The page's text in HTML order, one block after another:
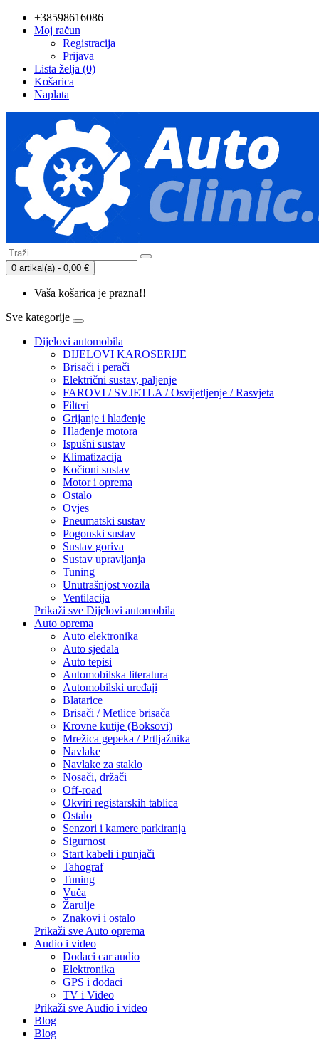
+38598616086
Moj račun
Registracija
Prijava
Lista želja (0)
Košarica
Naplata
0 artikal(a) - 0,00 €
Vaša košarica je prazna!!
Sve kategorije
Dijelovi automobila
DIJELOVI KAROSERIJE
Brisači i perači
Električni sustav, paljenje
FAROVI / SVJETLA / Osvijetljenje / Rasvjeta
Filteri
Grijanje i hlađenje
Hlađenje motora
Ispušni sustav
Klimatizacija
Kočioni sustav
Motor i oprema
Ostalo
Ovjes
Pneumatski sustav
Pogonski sustav
Sustav goriva
Sustav upravljanja
Tuning
Unutrašnjost vozila
Ventilacija
Prikaži sve Dijelovi automobila
Auto oprema
Auto elektronika
Auto sjedala
Auto tepisi
Automobilska literatura
Automobilski uređaji
Blatarice
Brisači / Metlice brisača
Krovne kutije (Boksovi)
Mrežica gepeka / Prtljažnika
Navlake
Navlake za staklo
Nosači, držači
Off-road
Okviri registarskih tablica
Ostalo
Senzori i kamere parkiranja
Sigurnost
Start kabeli i punjači
Tahograf
Tuning
Vuča
Žarulje
Znakovi i ostalo
Prikaži sve Auto oprema
Audio i video
Dodaci car audio
Elektronika
GPS i dodaci
TV i Video
Prikaži sve Audio i video
Blog
Blog